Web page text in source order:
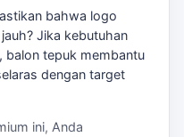
bahwa logo
Jika kebutuhan
balon tepuk membantu
dengan target
ini, Anda